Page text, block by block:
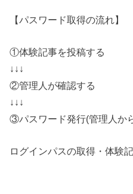
【パスワード取得の流れ】
①体験記事を投稿する
↓↓↓
②管理人が確認する
↓↓↓
③パスワード発行(管理人か
ログインパスの取得・体験